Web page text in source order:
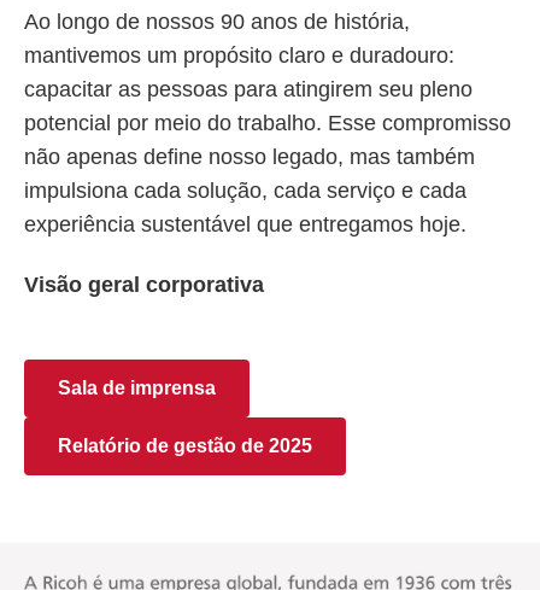
Ao longo de nossos 90 anos de história,
mantivemos um propósito claro e duradouro:
capacitar as pessoas para atingirem seu pleno
potencial por meio do trabalho. Esse compromisso
não apenas define nosso legado, mas também
impulsiona cada solução, cada serviço e cada
experiência sustentável que entregamos hoje.
Visão geral corporativa
Sala de imprensa
Relatório de gestão de 2025